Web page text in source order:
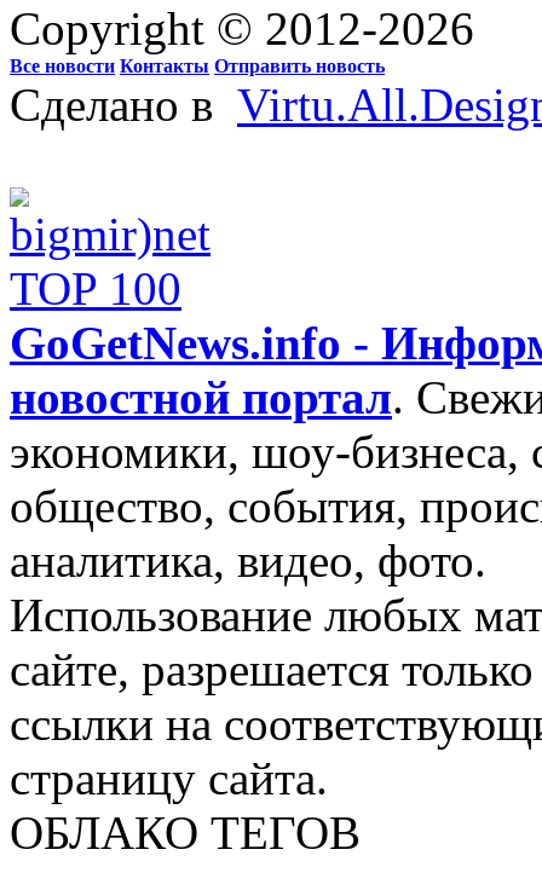
Copyright © 2012-2026
Все новости Контакты Отправить новость
Сделано в
GoGetNews.info -
новостной портал.
экономики, шоу-бизнеса,
общество, события,
аналитика, видео, фото.
Использование любых
сайте, разрешается
ссылки на
страницу сайта.
ОБЛАКО ТЕГОВ